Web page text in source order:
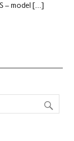
– model […]